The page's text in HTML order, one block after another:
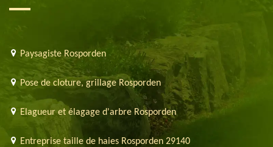
Paysagiste Rosporden
Pose de cloture, grillage Rosporden
Elagueur et élagage d'arbre Rosporden
Entreprise taille de haies Rosporden 29140